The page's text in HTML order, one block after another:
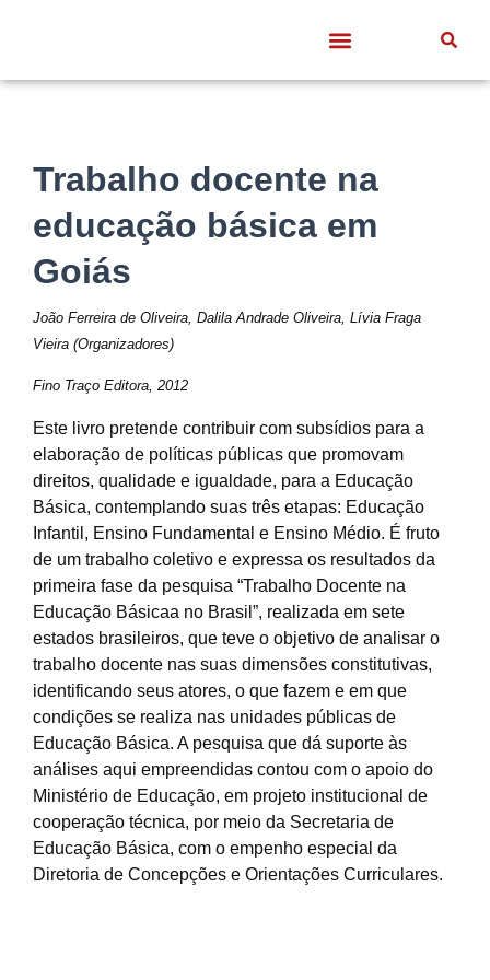
Trabalho docente na
educação básica em
Goiás
João Ferreira de Oliveira, Dalila Andrade Oliveira, Lívia Fraga
Vieira (Organizadores)
Fino Traço Editora, 2012
Este livro pretende contribuir com subsídios para a
elaboração de políticas públicas que promovam
direitos, qualidade e igualdade, para a Educação
Básica, contemplando suas três etapas: Educação
Infantil, Ensino Fundamental e Ensino Médio. É fruto
de um trabalho coletivo e expressa os resultados da
primeira fase da pesquisa “Trabalho Docente na
Educação Básicaa no Brasil”, realizada em sete
estados brasileiros, que teve o objetivo de analisar o
trabalho docente nas suas dimensões constitutivas,
identificando seus atores, o que fazem e em que
condições se realiza nas unidades públicas de
Educação Básica. A pesquisa que dá suporte às
análises aqui empreendidas contou com o apoio do
Ministério de Educação, em projeto institucional de
cooperação técnica, por meio da Secretaria de
Educação Básica, com o empenho especial da
Diretoria de Concepções e Orientações Curriculares.